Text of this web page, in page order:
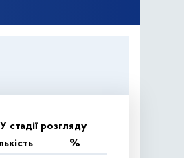
У стадії розгляду
%